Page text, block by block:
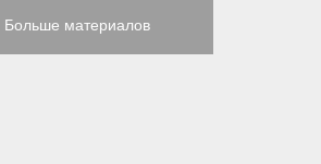
Больше материалов